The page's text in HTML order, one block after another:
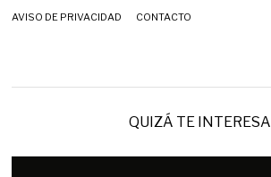
AVISO DE PRIVACIDAD CONTACTO
QUIZÁ TE INTERESA